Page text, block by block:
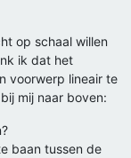
op schaal willen
ik dat het
voorwerp lineair te
mij naar boven:
baan tussen de